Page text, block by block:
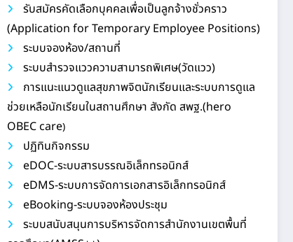
รับสมัครคัดเลือกบุคคลเพื่อเป็นลูกจ้างชั่วคราว
(Application for Temporary Employee Positions)
ระบบจองห้อง/สถานที่
ระบบสำรวจแววความสามารถพิเศษ(วัดแวว)
การแนะแนวดูแลสุขภาพจิตนักเรียนและระบบการดูแล
ช่วยเหลือนักเรียนในสถานศึกษา สังกัด สพฐ.(hero
OBEC care)
ปฏิทินกิจกรรม
eDOC-ระบบสารบรรณอิเล็กทรอนิกส์
eDMS-ระบบการจัดการเอกสารอิเล็กทรอนิกส์
eBooking-ระบบจองห้องประชุม
ระบบสนับสนุนการบริหารจัดการสำนักงานเขตพื้นที่